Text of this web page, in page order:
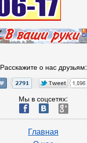
Расскажите о нас друзьям:
Мы в соцсетях:
ä æ è
Главная